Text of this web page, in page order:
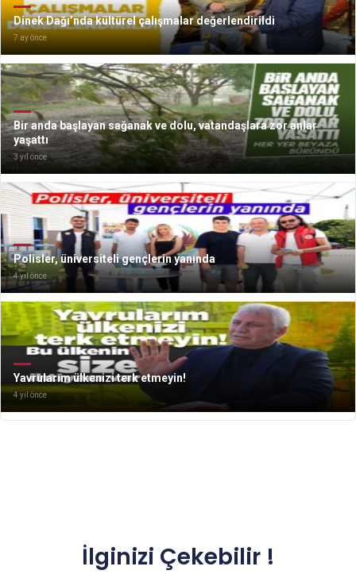
Dinek Dağı’nda kültürel çalışmalar değerlendirildi
7 ay önce
Bir anda başlayan sağanak ve dolu, vatandaşlara zor anlar
yaşattı
3 yıl önce
Polisler, üniversiteli gençlerin yanında
4 yıl önce
Yavrularım ülkenizi terk etmeyin!
4 yıl önce
İlginizi Çekebilir !